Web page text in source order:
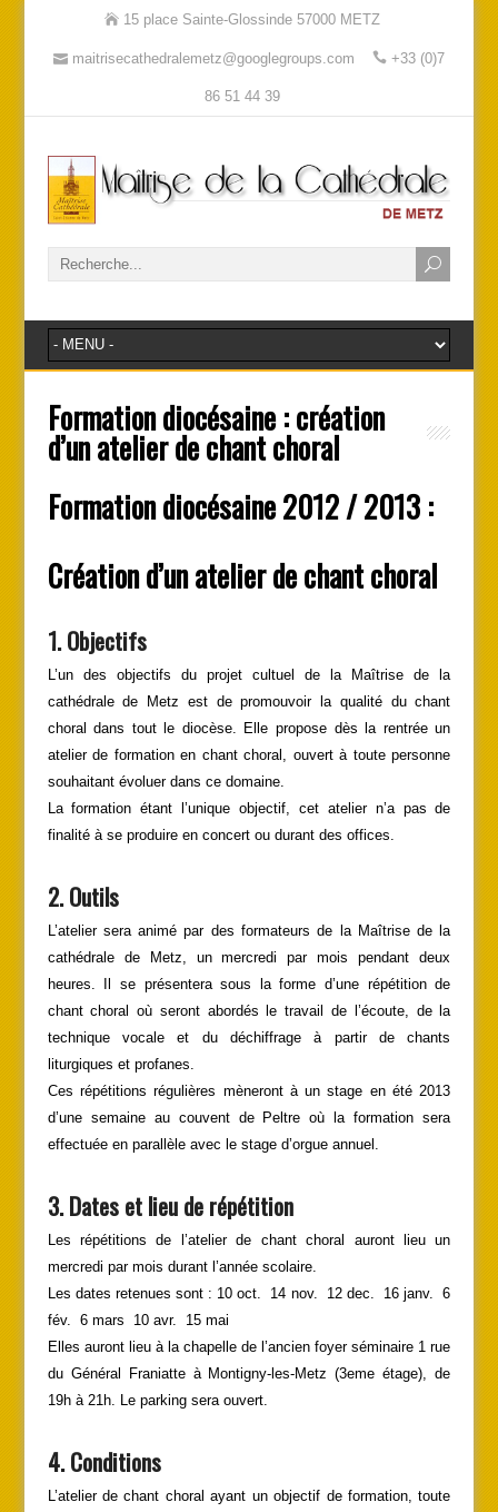
15 place Sainte-Glossinde 57000 METZ
maitrisecathedralemetz@googlegroups.com +33 (0)7
86 51 44 39
Formation diocésaine : création
d’un atelier de chant choral
Formation diocésaine 2012 / 2013 :
Création d’un atelier de chant choral
1. Objectifs
L’un des objectifs du projet cultuel de la Maîtrise de la
cathédrale de Metz est de promouvoir la qualité du chant
choral dans tout le diocèse. Elle propose dès la rentrée un
atelier de formation en chant choral, ouvert à toute personne
souhaitant évoluer dans ce domaine.
La formation étant l’unique objectif, cet atelier n’a pas de
finalité à se produire en concert ou durant des offices.
2. Outils
L’atelier sera animé par des formateurs de la Maîtrise de la
cathédrale de Metz, un mercredi par mois pendant deux
heures. Il se présentera sous la forme d’une répétition de
chant choral où seront abordés le travail de l’écoute, de la
technique vocale et du déchiffrage à partir de chants
liturgiques et profanes.
Ces répétitions régulières mèneront à un stage en été 2013
d’une semaine au couvent de Peltre où la formation sera
effectuée en parallèle avec le stage d’orgue annuel.
3. Dates et lieu de répétition
Les répétitions de l’atelier de chant choral auront lieu un
mercredi par mois durant l’année scolaire.
Les dates retenues sont : 10 oct. 14 nov. 12 dec. 16 janv. 6
fév. 6 mars 10 avr. 15 mai
Elles auront lieu à la chapelle de l’ancien foyer séminaire 1 rue
du Général Franiatte à Montigny-les-Metz (3eme étage), de
19h à 21h. Le parking sera ouvert.
4. Conditions
L’atelier de chant choral ayant un objectif de formation, toute